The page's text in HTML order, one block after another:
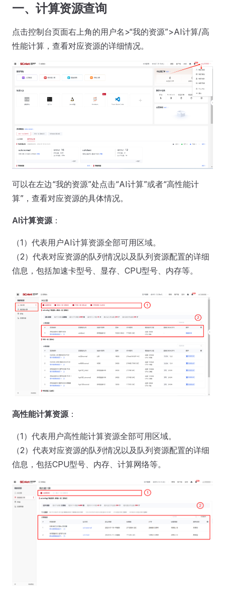
一、计算资源查询
点击控制台页面右上角的用户名>“我的资源”>AI计算/高
性能计算，查看对应资源的详细情况。
可以在左边“我的资源”处点击“AI计算”或者“高性能计
算”，查看对应资源的具体情况。
AI计算资源 ：
（1）代表用户AI计算资源全部可用区域。
（2）代表对应资源的队列情况以及队列资源配置的详细
信息，包括加速卡型号、显存、CPU型号、内存等。
高性能计算资源 ：
（1）代表用户高性能计算资源全部可用区域。
（2）代表对应资源的队列情况以及队列资源配置的详细
信息，包括CPU型号、内存、计算网络等。